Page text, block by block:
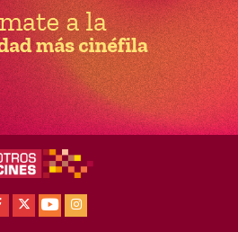
Facebook
X YoutubeInstagram